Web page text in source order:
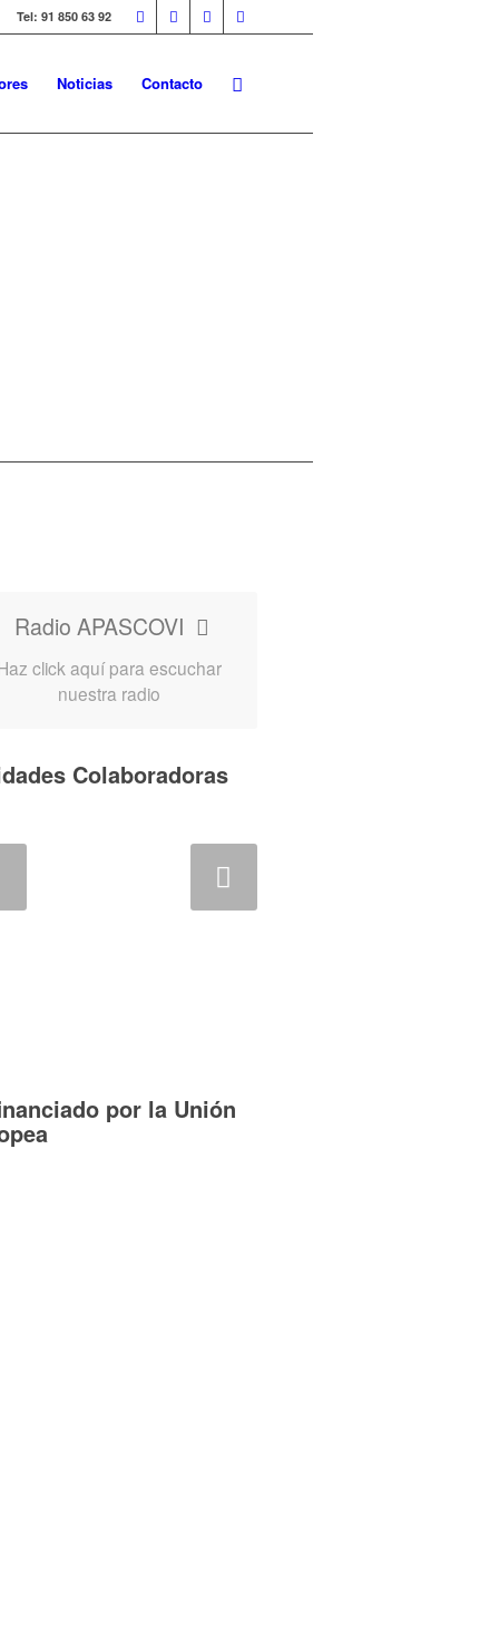
Tel: 91 850 63 92
Noticias Contacto
Radio APASCOVI
click aquí para escuchar
nuestra radio
Colaboradoras
por la Unión